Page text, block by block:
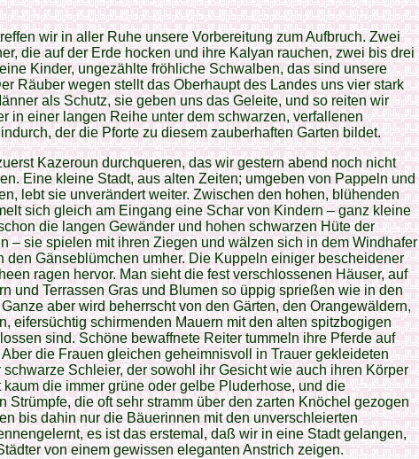
wir in aller Ruhe unsere Vorbereitung zum Aufbruch. Zwei
die auf der Erde hocken und ihre Kalyan rauchen, zwei bis drei
Kinder, ungezählte fröhliche Schwalben, das sind unsere
Räuber wegen stellt das Oberhaupt des Landes uns vier stark
als Schutz, sie geben uns das Geleite, und so reiten wir
in einer langen Reihe unter dem schwarzen, verfallenen
der die Pforte zu diesem zauberhaften Garten bildet.
Kazeroun durchqueren, das wir gestern abend noch nicht
Eine kleine Stadt, aus alten Zeiten; umgeben von Pappeln und
lebt sie unverändert weiter. Zwischen den hohen, blühenden
sich gleich am Eingang eine Schar von Kindern – ganz kleine
die langen Gewänder und hohen schwarzen Hüte der
– sie spielen mit ihren Ziegen und wälzen sich in dem Windhafer
den Gänseblümchen umher. Die Kuppeln einiger bescheidener
ragen hervor. Man sieht die fest verschlossenen Häuser, auf
und Terrassen Gras und Blumen so üppig sprießen wie in den
aber wird beherrscht von den Gärten, den Orangewäldern,
eifersüchtig schirmenden Mauern mit den alten spitzbogigen
sind. Schöne bewaffnete Reiter tummeln ihre Pferde auf
die Frauen gleichen geheimnisvoll in Trauer gekleideten
schwarze Schleier, der sowohl ihr Gesicht wie auch ihren Körper
kaum die immer grüne oder gelbe Pluderhose, und die
Strümpfe, die oft sehr stramm über den zarten Knöchel gezogen
bis dahin nur die Bäuerinnen mit den unverschleierten
es ist das erstemal, daß wir in eine Stadt gelangen,
von einem gewissen eleganten Anstrich zeigen.